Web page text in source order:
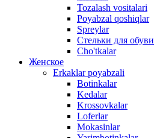
Tozalash vositalari
Poyabzal qoshiqlar
Spreylar
Стельки для обуви
Cho'tkalar
Женское
Erkaklar poyabzali
Botinkalar
Kedalar
Krossovkalar
Loferlar
Mokasinlar